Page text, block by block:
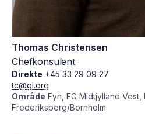
Thomas Christensen
Chefkonsulent
Direkte +45 33 29 09 27
tc@gl.org
Område Fyn, EG Midtjylland
Frederiksberg/Bornholm